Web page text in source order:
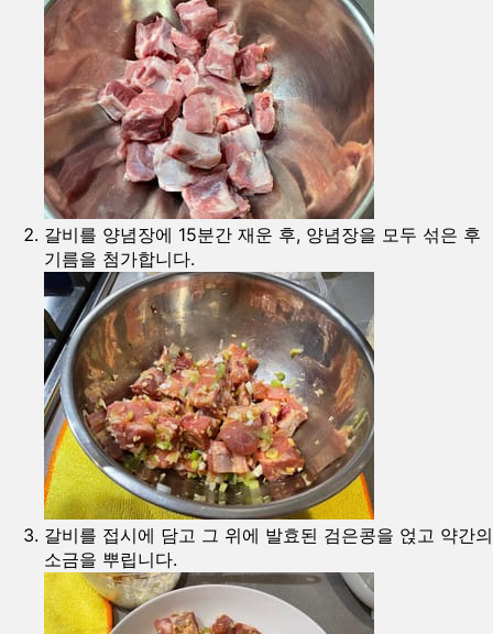
갈비를 양념장에 15분간 재운 후, 양념장을 모두 섞은 후
기름을 첨가합니다.
갈비를 접시에 담고 그 위에 발효된 검은콩을 얹고 약간의
소금을 뿌립니다.